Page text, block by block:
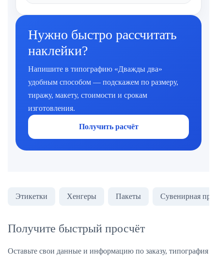
Нужно быстро рассчитать
наклейки?
Напишите в типографию «Дважды два»
удобным способом — подскажем по размеру,
тиражу, макету, стоимости и срокам
изготовления.
Получить расчёт
Этикетки Хенгеры Пакеты Сувенирная
Получите быстрый просчёт
Оставьте свои данные и информацию по заказу, типография